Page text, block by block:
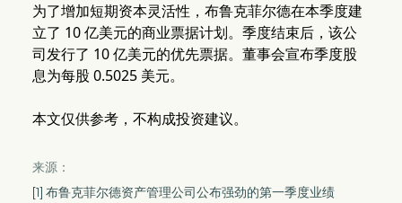
为了增加短期资本灵活性，布鲁克菲尔德在本季度建
立了 10 亿美元的商业票据计划。季度结束后，该公
司发行了 10 亿美元的优先票据。董事会宣布季度股
息为每股 0.5025 美元。
本文仅供参考，不构成投资建议。
来源：
[1] 布鲁克菲尔德资产管理公司公布强劲的第一季度业绩